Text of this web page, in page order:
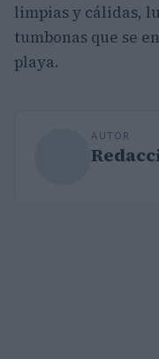
limpias y cálidas,
tumbonas que se
playa.
AUTOR